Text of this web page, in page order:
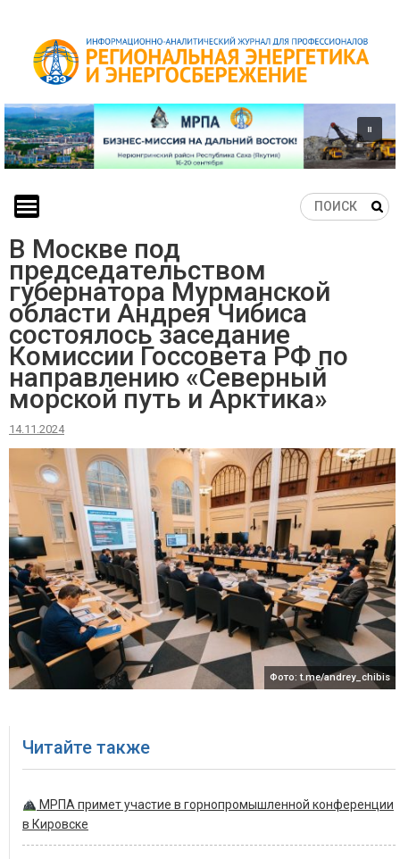
content
В Москве под
председательством
губернатора Мурманской
области Андрея Чибиса
состоялось заседание
Комиссии Госсовета РФ по
направлению «Северный
морской путь и Арктика»
14.11.2024
Фото: t.me/andrey_chibis
Читайте также
МРПА примет участие в горнопромышленной конференции
в Кировске